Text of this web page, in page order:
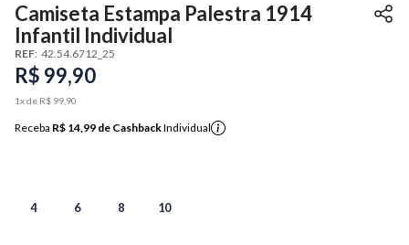
Camiseta Estampa Palestra 1914
Infantil Individual
REF: 42.54.6712_25
R$ 99,90
1x de R$ 99 90
Receba R$ 14,99 de CashbackIndividual
4 6 8 10